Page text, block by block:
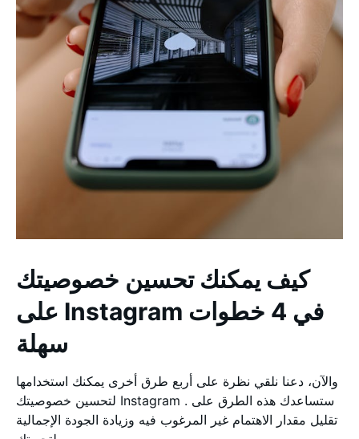
كيف يمكنك تحسين خصوصيتك
على Instagram في 4 خطوات
سهلة
والآن، دعنا نلقي نظرة على أربع طرق أخرى يمكنك استخدامها
لتحسين خصوصيتك Instagram . ستساعدك هذه الطرق على
تقليل مقدار الاهتمام غير المرغوب فيه وزيادة الجودة الإجمالية